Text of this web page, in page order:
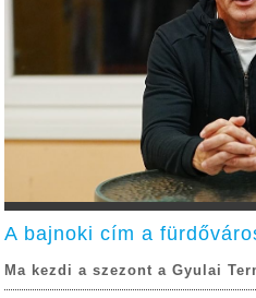
A bajnoki cím a
Ma kezdi a szezont a Gyulai